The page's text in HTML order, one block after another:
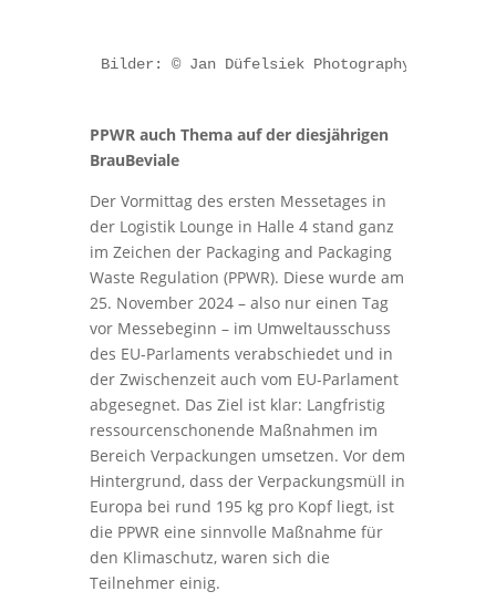
Bilder: © Jan Düfelsiek Photography
PPWR auch Thema auf der diesjährigen
BrauBeviale
Der Vormittag des ersten Messetages in
der Logistik Lounge in Halle 4 stand ganz
im Zeichen der Packaging and Packaging
Waste Regulation (PPWR). Diese wurde am
25. November 2024 – also nur einen Tag
vor Messebeginn – im Umweltausschuss
des EU-Parlaments verabschiedet und in
der Zwischenzeit auch vom EU-Parlament
abgesegnet. Das Ziel ist klar: Langfristig
ressourcenschonende Maßnahmen im
Bereich Verpackungen umsetzen. Vor dem
Hintergrund, dass der Verpackungsmüll in
Europa bei rund 195 kg pro Kopf liegt, ist
die PPWR eine sinnvolle Maßnahme für
den Klimaschutz, waren sich die
Teilnehmer einig.